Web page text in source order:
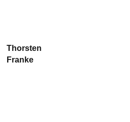
Thorsten
Franke